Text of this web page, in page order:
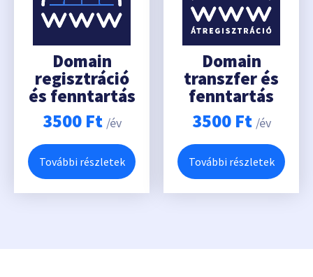
Domain
regisztráció
és fenntartás
3500 Ft /év
További részletek
Domain
transzfer és
fenntartás
3500 Ft /év
További részletek